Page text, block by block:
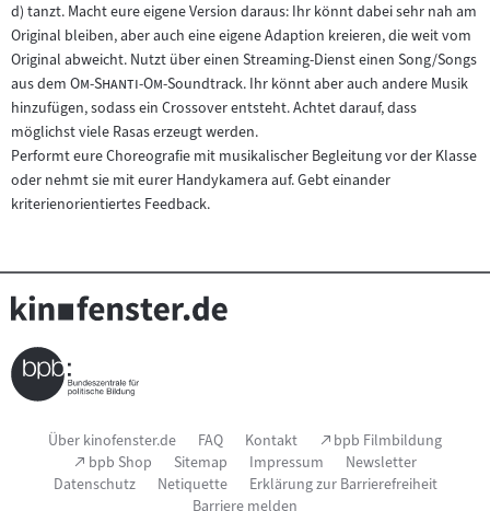
d) tanzt. Macht eure eigene Version daraus: Ihr könnt dabei sehr nah am
Original bleiben, aber auch eine eigene Adaption kreieren, die weit vom
Original abweicht. Nutzt über einen Streaming-Dienst einen Song/Songs
aus dem "
Om-Shanti-Om"
-Soundtrack. Ihr könnt aber auch andere Musik
hinzufügen, sodass ein Crossover entsteht. Achtet darauf, dass
möglichst viele Rasas erzeugt werden.
Performt eure Choreografie mit musikalischer Begleitung vor der Klasse
oder nehmt sie mit eurer Handykamera auf. Gebt einander
kriterienorientiertes Feedback.
Seitenfußnavigation
Über kinofenster.de FAQ Kontakt (Link
öffnet
im
neuen
bpb Filmbildung
(Link
öffnet
im
bpb Shop Sitemap Impressum
Newsletter
Datenschutz
Netiquette
Erklärung zur Barrierefreiheit
Barriere melden